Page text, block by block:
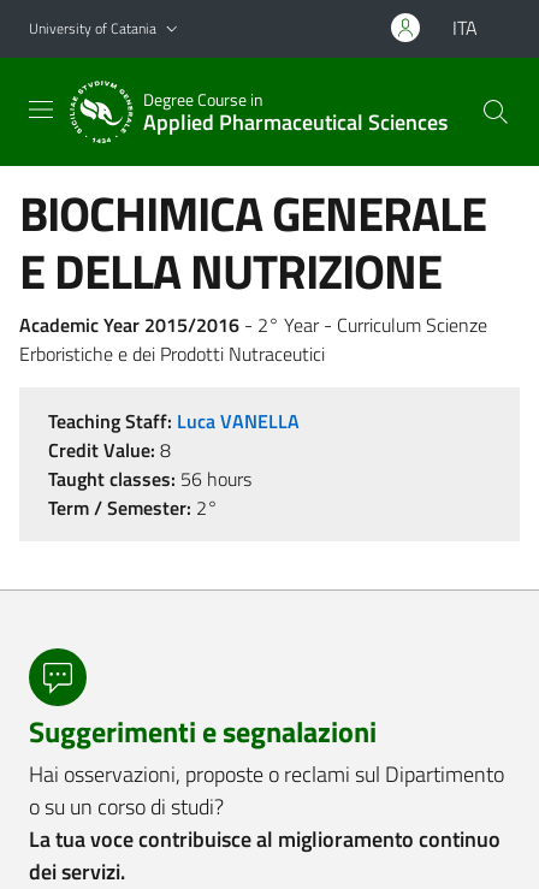
Go to main content
Go to navigation menu
University of Catania ITA
Degree Course in
Applied Pharmaceutical Sciences
BIOCHIMICA GENERALE
E DELLA NUTRIZIONE
Academic Year 2015/2016 - 2° Year - Curriculum Scienze
Erboristiche e dei Prodotti Nutraceutici
Teaching Staff: Luca VANELLA
Credit Value: 8
Taught classes: 56 hours
Term / Semester: 2°
Suggerimenti e segnalazioni
Hai osservazioni, proposte o reclami sul Dipartimento
o su un corso di studi?
La tua voce contribuisce al miglioramento continuo
dei servizi.